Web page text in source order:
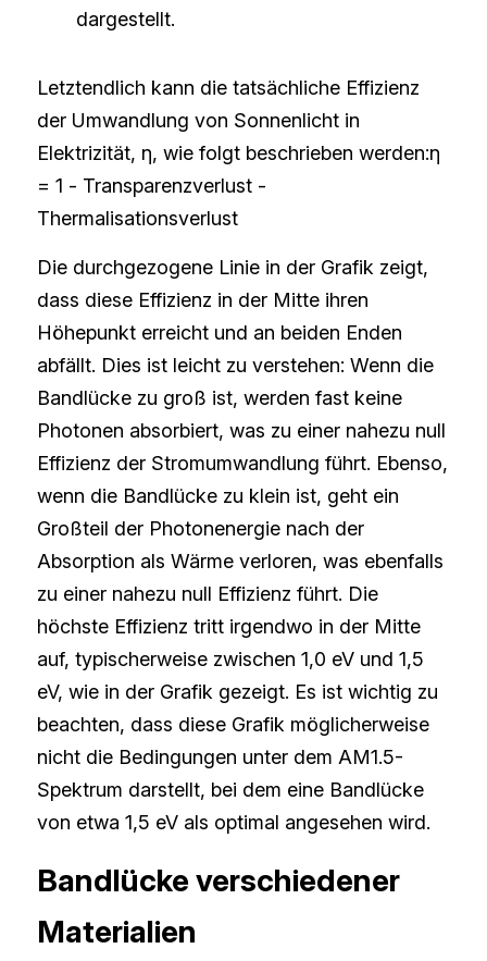
dargestellt.
Letztendlich kann die tatsächliche Effizienz
der Umwandlung von Sonnenlicht in
Elektrizität, η, wie folgt beschrieben werden:η
= 1 - Transparenzverlust -
Thermalisationsverlust
Die durchgezogene Linie in der Grafik zeigt,
dass diese Effizienz in der Mitte ihren
Höhepunkt erreicht und an beiden Enden
abfällt. Dies ist leicht zu verstehen: Wenn die
Bandlücke zu groß ist, werden fast keine
Photonen absorbiert, was zu einer nahezu null
Effizienz der Stromumwandlung führt. Ebenso,
wenn die Bandlücke zu klein ist, geht ein
Großteil der Photonenergie nach der
Absorption als Wärme verloren, was ebenfalls
zu einer nahezu null Effizienz führt. Die
höchste Effizienz tritt irgendwo in der Mitte
auf, typischerweise zwischen 1,0 eV und 1,5
eV, wie in der Grafik gezeigt. Es ist wichtig zu
beachten, dass diese Grafik möglicherweise
nicht die Bedingungen unter dem AM1.5-
Spektrum darstellt, bei dem eine Bandlücke
von etwa 1,5 eV als optimal angesehen wird.
Bandlücke verschiedener
Materialien